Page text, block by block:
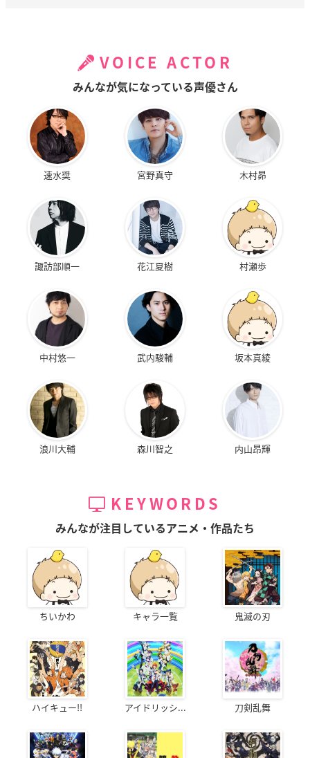
VOICE ACTOR
みんなが気になっている声優さん
速水奨 宮野真守 木村昴
諏訪部順一 花江夏樹 村瀬歩
中村悠一 武内駿輔 坂本真綾
浪川大輔 森川智之 内山昂輝
KEYWORDS
みんなが注目しているアニメ・作品たち
ちいかわ キャラ一覧 鬼滅の刃
ハイキュー!! アイドリッシ... 刀剣乱舞